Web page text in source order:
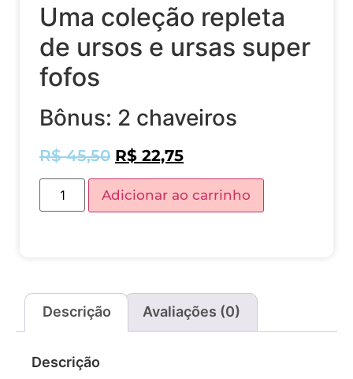
Uma coleção repleta
de ursos e ursas super
fofos
Bônus: 2 chaveiros
R$45,50 R$ 22,75
Adicionar ao carrinho
Descrição Avaliações (0)
Descrição